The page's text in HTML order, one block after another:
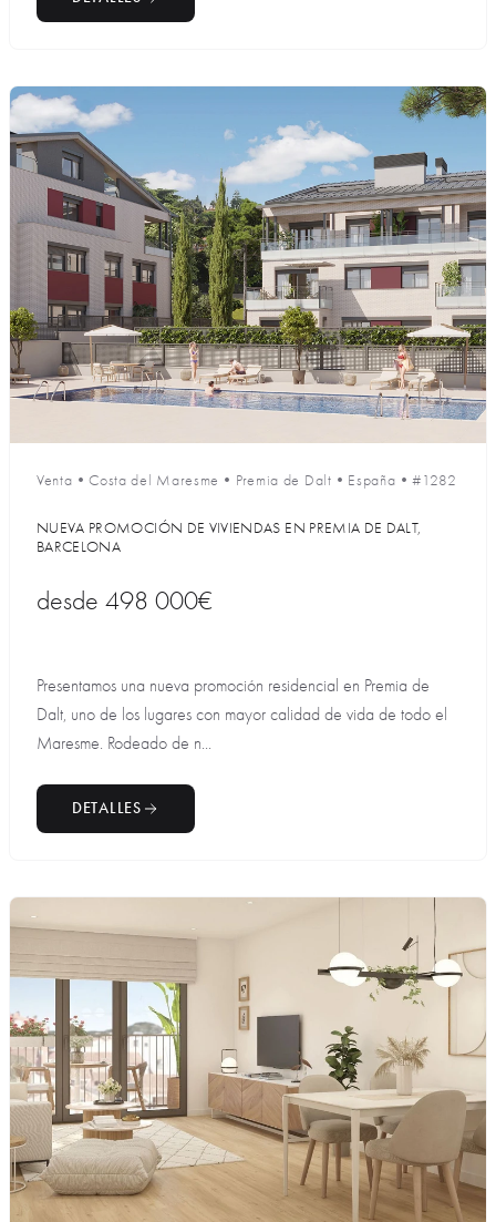
Venta •Costa del Maresme • Premia de Dalt • España •#1282
NUEVA PROMOCIÓN DE VIVIENDAS EN PREMIA DE DALT,
BARCELONA
desde 498 000€
Presentamos una nueva promoción residencial en Premia de
Dalt, uno de los lugares con mayor calidad de vida de todo el
Maresme. Rodeado de n...
DETALLES